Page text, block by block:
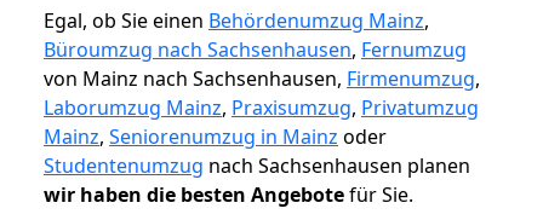
Egal, ob Sie einen Behördenumzug Mainz,
Büroumzug nach Sachsenhausen, Fernumzug
von Mainz nach Sachsenhausen, Firmenumzug,
Laborumzug Mainz, Praxisumzug, Privatumzug
Mainz, Seniorenumzug in Mainz oder
Studentenumzug nach Sachsenhausen planen
wir haben die besten Angebotefür Sie.